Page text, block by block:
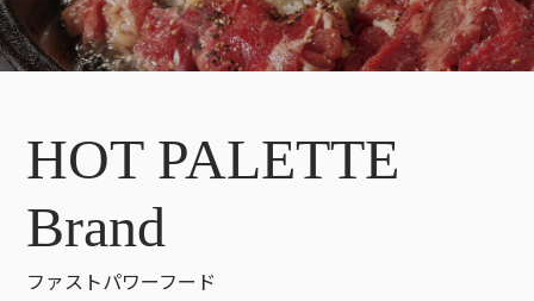
HOT PALETTE
Brand
ファストパワーフード